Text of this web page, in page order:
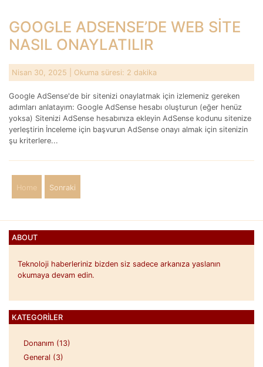
GOOGLE ADSENSE’DE WEB SİTE
NASIL ONAYLATILIR
Nisan 30, 2025 | Okuma süresi: 2 dakika
Google AdSense'de bir sitenizi onaylatmak için izlemeniz gereken
adımları anlatayım: Google AdSense hesabı oluşturun (eğer henüz
yoksa) Sitenizi AdSense hesabınıza ekleyin AdSense kodunu sitenize
yerleştirin İnceleme için başvurun AdSense onayı almak için sitenizin
şu kriterlere...
Home Sonraki
ABOUT
Teknoloji haberleriniz bizden siz sadece arkanıza yaslanın
okumaya devam edin.
KATEGORILER
Donanım (13)
General (3)